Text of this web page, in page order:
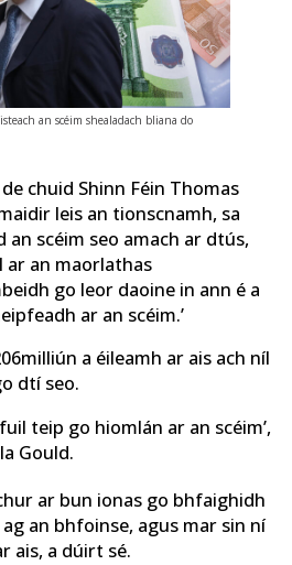
an scéim shealadach bliana do
chuid Shinn Féin Thomas
leis an tionscnamh, sa
an scéim seo amach ar dtús,
ar an maorlathas
go leor daoine in ann é a
ar an scéim.’
a éileamh ar ais ach níl
dtí seo.
teip go hiomlán ar an scéim’,
Gould.
ar bun ionas go bhfaighidh
an bhfoinse, agus mar sin ní
ais, a dúirt sé.